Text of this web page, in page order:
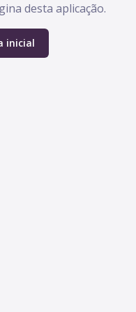
desta aplicação.
inicial